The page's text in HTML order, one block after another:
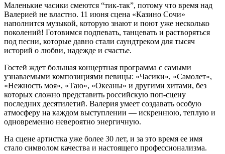
Маленькие часики смеются “тик-так”, потому что время над
Валерией не властно. 11 июня сцена «Казино Сочи»
наполнится музыкой, которую знают и поют уже несколько
поколений! Готовимся подпевать, танцевать и растворяться
под песни, которые давно стали саундтреком для тысяч
историй о любви, надежде и счастье.
Гостей ждет большая концертная программа с самыми
узнаваемыми композициями певицы: «Часики», «Самолет»,
«Нежность моя», «Таю», «Океаны» и другими хитами, без
которых сложно представить российскую поп-сцену
последних десятилетий. Валерия умеет создавать особую
атмосферу на каждом выступлении — искреннюю, теплую и
одновременно невероятно энергичную.
На сцене артистка уже более 30 лет, и за это время ее имя
стало символом качества и настоящего профессионализма.